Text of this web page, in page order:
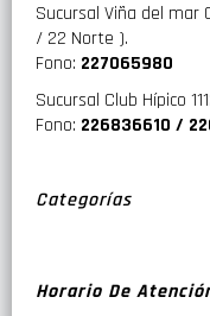
Sucursal Viña del mar
/ 22 Norte ).
Fono: 227065980
Sucursal Club Hípico
Fono: 226836610 /
Categorías
Horario De